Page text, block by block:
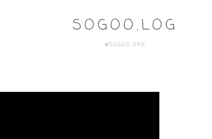
SOGOO.LOG
@SOGOO.ORG